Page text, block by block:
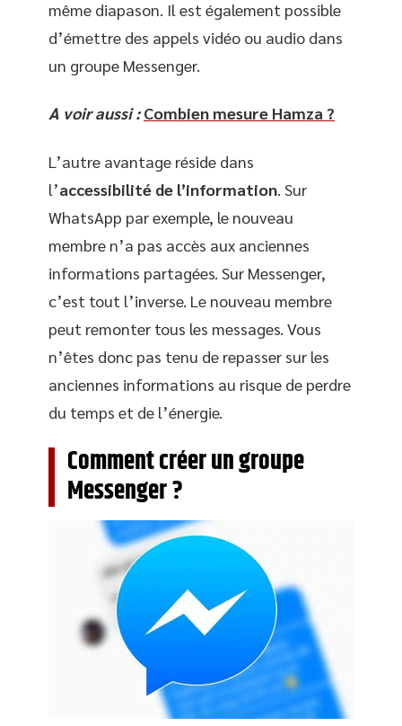
même diapason. Il est également possible
d’émettre des appels vidéo ou audio dans
un groupe Messenger.
A voir aussi : Combien mesure Hamza ?
L’autre avantage réside dans
l’accessibilité de l’information . Sur
WhatsApp par exemple, le nouveau
membre n’a pas accès aux anciennes
informations partagées. Sur Messenger,
c’est tout l’inverse. Le nouveau membre
peut remonter tous les messages. Vous
n’êtes donc pas tenu de repasser sur les
anciennes informations au risque de perdre
du temps et de l’énergie.
Comment créer un groupe
Messenger ?